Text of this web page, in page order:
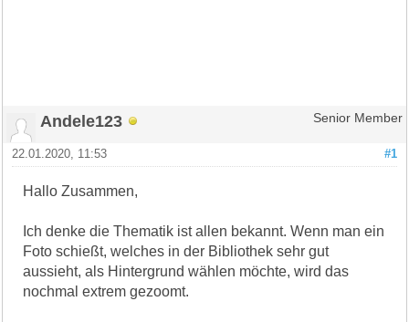
Andele123 Senior Member
#1
22.01.2020, 11:53
Hallo Zusammen,
Ich denke die Thematik ist allen bekannt. Wenn man ein
Foto schießt, welches in der Bibliothek sehr gut
aussieht, als Hintergrund wählen möchte, wird das
nochmal extrem gezoomt.